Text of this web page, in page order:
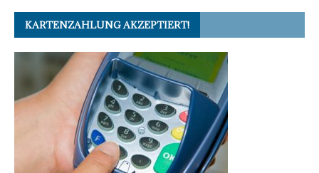
KARTENZAHLUNG AKZEPTIERT!